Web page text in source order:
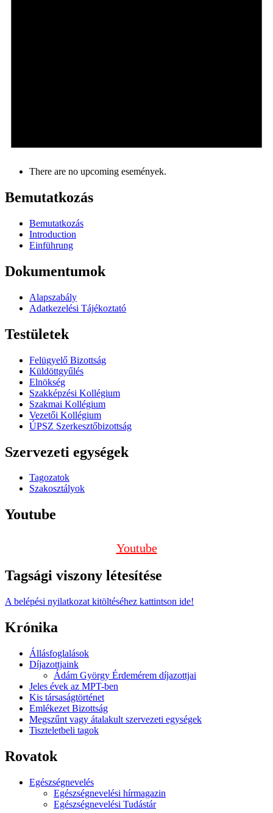
There are no upcoming események.
Bemutatkozás
Bemutatkozás
Introduction
Einführung
Dokumentumok
Alapszabály
Adatkezelési Tájékoztató
Testületek
Felügyelő Bizottság
Küldöttgyűlés
Elnökség
Szakképzési Kollégium
Szakmai Kollégium
Vezetői Kollégium
ÚPSZ Szerkesztőbizottság
Szervezeti egységek
Tagozatok
Szakosztályok
Youtube
Youtube
Tagsági viszony létesítése
A belépési nyilatkozat kitöltéséhez kattintson ide!
Krónika
Állásfoglalások
Díjazottjaink
Ádám György Érdemérem díjazottjai
Jeles évek az MPT-ben
Kis társaságtörténet
Emlékezet Bizottság
Megszűnt vagy átalakult szervezeti egységek
Tiszteletbeli tagok
Rovatok
Egészségnevelés
Egészségnevelési hírmagazin
Egészségnevelési Tudástár